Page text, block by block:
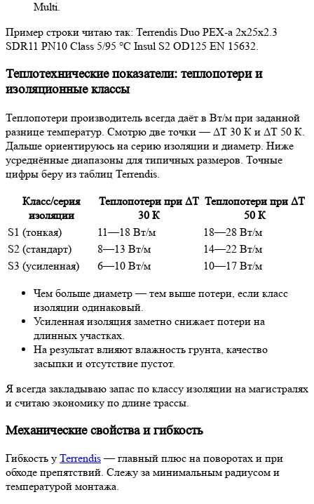
Multi.
Пример строки читаю так: Terrendis Duo PEX-a 2x25x2.3
SDR11 PN10 Class 5/95 °C Insul S2 OD125 EN 15632.
Теплотехнические показатели: теплопотери и
изоляционные классы
Теплопотери производитель всегда даёт в Вт/м при заданной
разнице температур. Смотрю две точки — ΔT 30 К и ΔT 50 К.
Дальше ориентируюсь на серию изоляции и диаметр. Ниже
усреднённые диапазоны для типичных размеров. Точные
цифры беру из таблиц Terrendis.
Класс/серия
изоляции
Теплопотери при ΔT
30 К
Теплопотери при ΔT
50 К
S1 (тонкая)
11—18 Вт/м
18—28 Вт/м
S2 (стандарт)
8—13 Вт/м
14—22 Вт/м
S3 (усиленная)
6—10 Вт/м 10—17 Вт/м
Чем больше диаметр — тем выше потери, если класс
изоляции одинаковый.
Усиленная изоляция заметно снижает потери на
длинных участках.
На результат влияют влажность грунта, качество
засыпки и отсутствие пустот.
Я всегда закладываю запас по классу изоляции на магистралях
и считаю экономику по длине трассы.
Механические свойства и гибкость
Гибкость у Terrendis— главный плюс на поворотах и при
обходе препятствий. Слежу за минимальным радиусом и
температурой монтажа.